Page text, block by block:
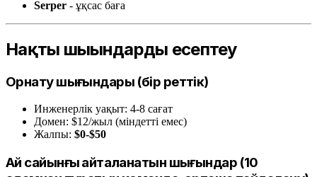
Serper - ұқсас баға
Нақты шығындарды есептеу
Орнату шығындары (бір реттік)
Инженерлік уақыт: 4-8 сағат
Домен: $12/жыл (міндетті емес)
Жалпы: $0-$50
Ай сайынғы қайталанатын шығындар (10